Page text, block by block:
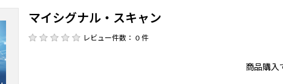
マイシグナル・スキャン
レビュー件数： 0 件
商品購入